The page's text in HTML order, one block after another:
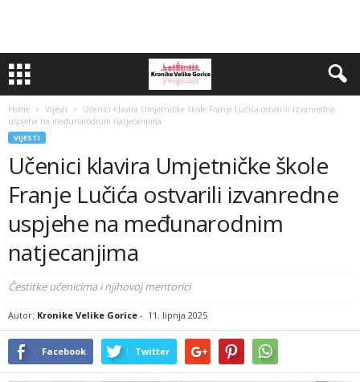
Home Vijesti
Učenici klavira Umjetničke škole Franje Lučića ostvarili izvanredne
uspjehe na međunarodnim natjecanjima
VIJESTI
Učenici klavira Umjetničke škole
Franje Lučića ostvarili izvanredne
uspjehe na međunarodnim
natjecanjima
Čestitke učenicima i njihovoj mentorici
Autor: Kronike Velike Gorice - 11. lipnja 2025
Facebook Twitter